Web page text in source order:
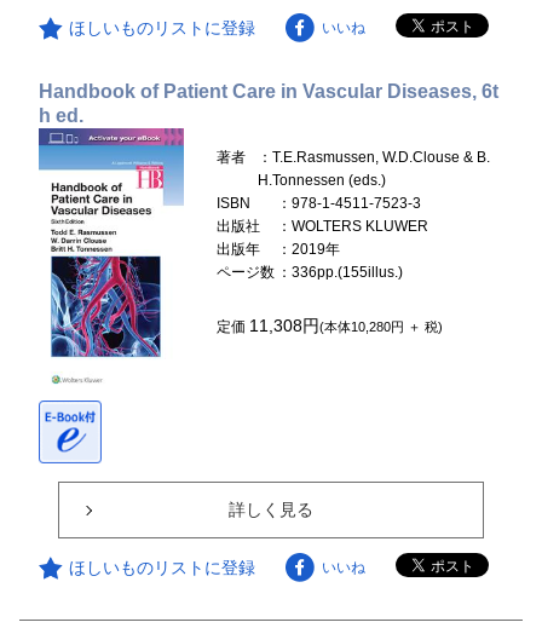
ほしいものリストに登録 いいね
Handbook of Patient Care in Vascular Diseases, 6t
h ed.
著者
：T.E.Rasmussen, W.D.Clouse & B.
H.Tonnessen (eds.)
ISBN
：978-1-4511-7523-3
出版社
：WOLTERS KLUWER
出版年
：2019年
ページ数 ：336pp.(155illus.)
定価 11,308円(本体10,280円 ＋ 税)
詳しく見る
ほしいものリストに登録 いいね